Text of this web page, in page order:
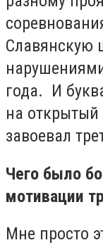
Славянскую
года. И
на открытый
завоевал
Чего было
мотивации
Мне просто